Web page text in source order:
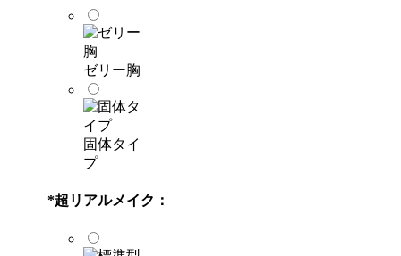
ゼリー胸
固体タイ
プ
*超リアルメイク：